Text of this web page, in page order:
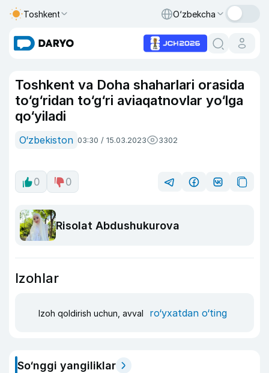
Toshkent O‘zbekcha
Toshkent va Doha shaharlari orasida
to‘g‘ridan to‘g‘ri aviaqatnovlar yo‘lga
qo‘yiladi
O‘zbekiston 03:30 / 15.03.2023 3302
0 0
Risolat Abdushukurova
Izohlar
Izoh qoldirish uchun, avval ro‘yxatdan o‘ting
So‘nggi yangiliklar